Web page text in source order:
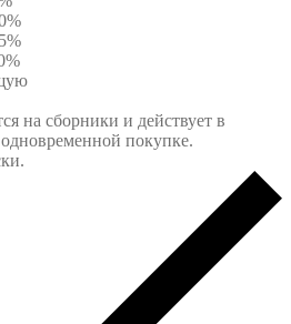
на сборники и действует в
покупке.